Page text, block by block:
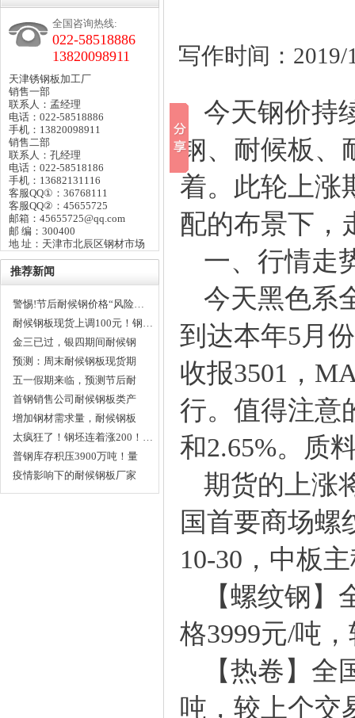
全国咨询热线:
022-58518886
13820098911
天津锈钢板加工厂
销售一部
联系人：孟经理
电话：022-58518886
手机：13820098911
销售二部
联系人：孔经理
电话：022-58518186
手机：13682131116
客服QQ①：36768111
客服QQ②：45655725
邮箱：45655725@qq.com
邮 编：300400
地 址：天津市北辰区钢材市场
推荐新闻
警惕!节后耐候钢价格“风险…
耐候钢板现货上调100元！钢…
金三已过，银四期间耐候钢
板…
预测：周末耐候钢板现货期
货…
五一假期来临，预测节后耐
候…
首钢销售公司耐候钢板类产
品…
增加钢材需求量，耐候钢板
厂…
太疯狂了！钢坯连着涨200！…
普钢库存积压3900万吨！量
这…
疫情影响下的耐候钢板厂家
该…
写作时间：
今天钢价持
钢、 耐候板、
着。此轮上涨
配的布景下，
一、行情走
今天黑色系
到达本年5月
收报3501，
行。值得注意
和2.65%。质
期货的上涨
国首要商场螺
10-30，中板
【螺纹钢】
格3999元/吨
【热卷】全
吨，较上个交